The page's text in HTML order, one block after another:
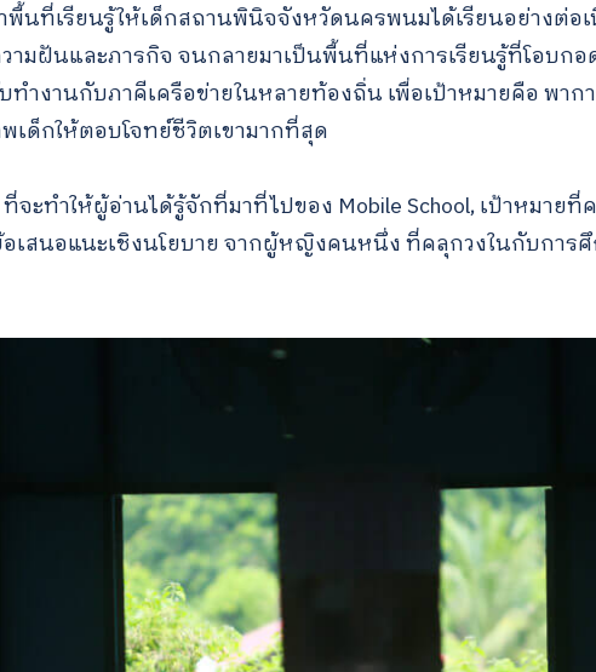
พื้นที่เรียนรู้ให้เด็กสถานพินิจจังหวัดนครพนมได้เรียนอย่างต่
วามฝันและภารกิจ จนกลายมาเป็นพื้นที่แห่งการเรียนรู้ที่โอบก
ำงานกับภาคีเครือข่ายในหลายท้องถิ่น เพื่อเป้าหมายคือ พา
เด็กให้ตอบโจทย์ชีวิตเขามากที่สุด
ะทำให้ผู้อ่านได้รู้จักที่มาที่ไปของ Mobile School, เป้าหมาย
อเสนอแนะเชิงนโยบาย จากผู้หญิงคนหนึ่ง ที่คลุกวงในกับกา